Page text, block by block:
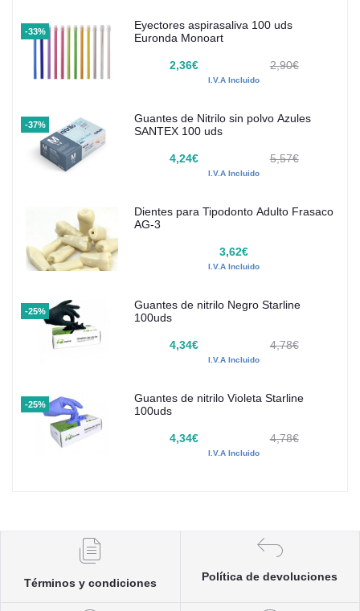
-33%
Eyectores aspirasaliva 100 uds
Euronda Monoart
2,36€ 2,90€
I.V.A Incluido
-37%
Guantes de Nitrilo sin polvo Azules
SANTEX 100 uds
4,24€ 5,57€
I.V.A Incluido
Dientes para Tipodonto Adulto Frasaco
AG-3
3,62€
I.V.A Incluido
-25%
Guantes de nitrilo Negro Starline
100uds
4,34€ 4,78€
I.V.A Incluido
-25%
Guantes de nitrilo Violeta Starline
100uds
4,34€ 4,78€
I.V.A Incluido
Términos y condiciones
Política de devoluciones